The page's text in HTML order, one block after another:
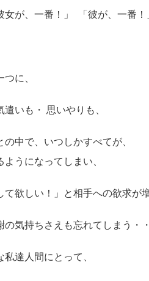
女が、一番！」 「彼が、一番
に、
いも・ 思いやりも、
中で、いつしかすべてが、
うになってしまい、
て欲しい！」と相手への欲求が
の気持ちさえも忘れてしまう・
達人間にとって、